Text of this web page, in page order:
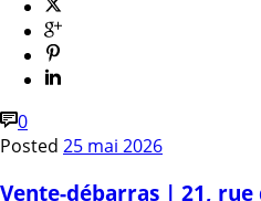
0
Posted 25 mai 2026
Vente-débarras | 21, rue